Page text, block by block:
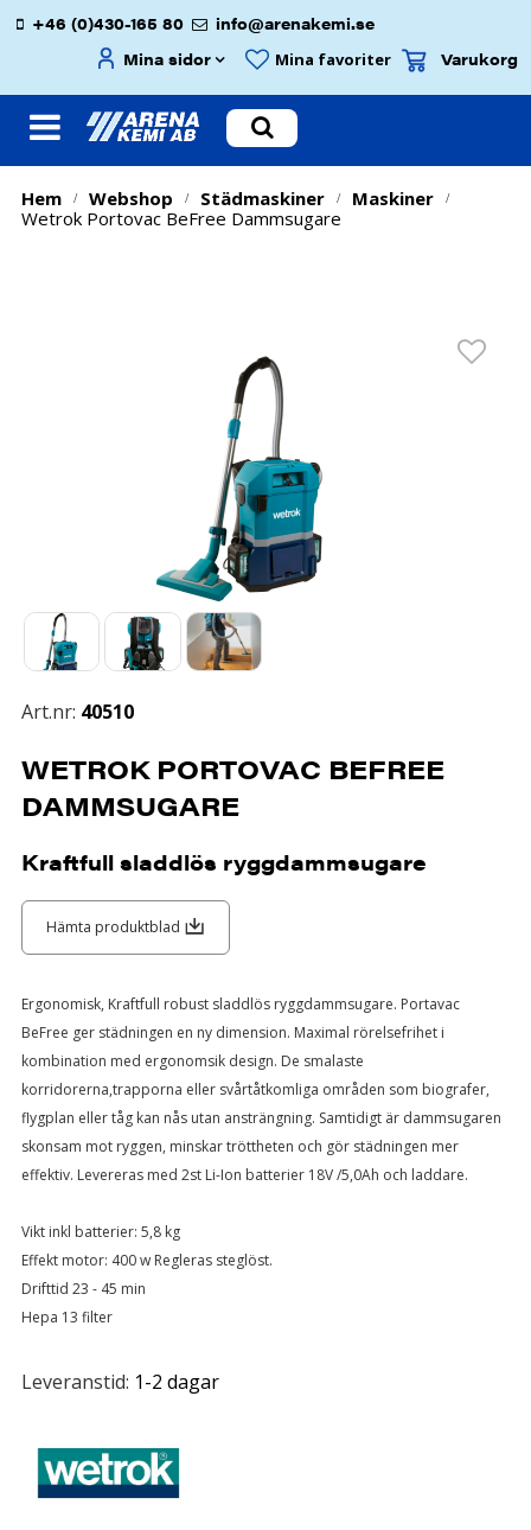
+46 (0)430-165 80
info@arenakemi.se
Mina sidor
Mina favoriter Varukorg
Hem / Webshop / Städmaskiner / Maskiner /
Wetrok Portovac BeFree Dammsugare
Art.nr: 40510
WETROK PORTOVAC BEFREE
DAMMSUGARE
Kraftfull sladdlös ryggdammsugare
Hämta produktblad
Ergonomisk, Kraftfull robust sladdlös ryggdammsugare. Portavac
BeFree ger städningen en ny dimension. Maximal rörelsefrihet i
kombination med ergonomsik design. De smalaste
korridorerna,trapporna eller svårtåtkomliga områden som biografer,
flygplan eller tåg kan nås utan ansträngning. Samtidigt är dammsugaren
skonsam mot ryggen, minskar tröttheten och gör städningen mer
effektiv. Levereras med 2st Li-Ion batterier 18V /5,0Ah och laddare.
Vikt inkl batterier: 5,8 kg
Effekt motor: 400 w Regleras steglöst.
Drifttid 23 - 45 min
Hepa 13 filter
Leveranstid: 1-2 dagar